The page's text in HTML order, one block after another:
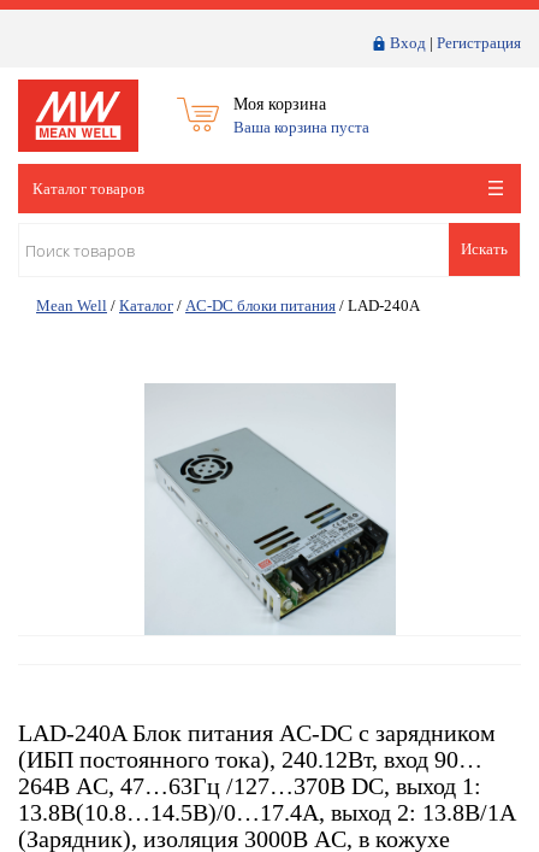
Вход | Регистрация
Моя корзина
Ваша корзина пуста
Каталог товаров
Искать
Mean Well / Каталог / AC-DC блоки питания / LAD-240A
LAD-240A Блок питания AC-DC с зарядником
(ИБП постоянного тока), 240.12Вт, вход 90…
264В AC, 47…63Гц /127…370В DC, выход 1:
13.8В(10.8…14.5В)/0…17.4A, выход 2: 13.8В/1A
(Зарядник), изоляция 3000В AC, в кожухе